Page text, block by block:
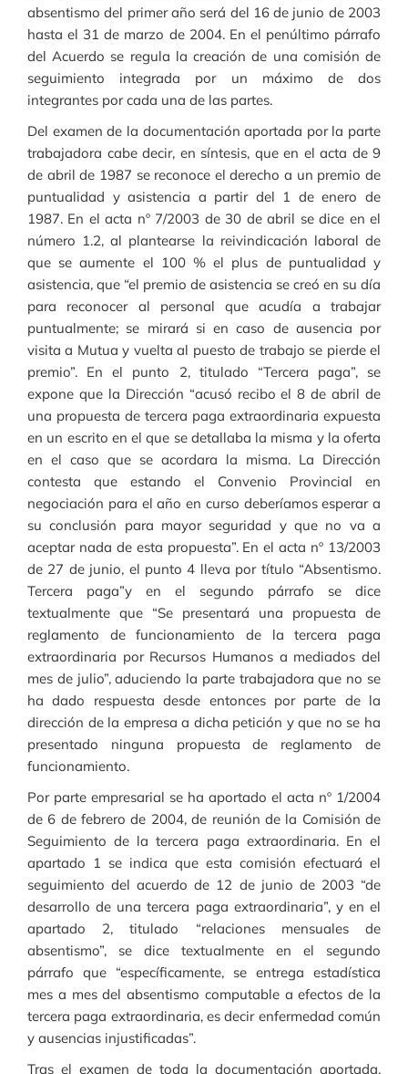
absentismo del primer año será del 16 de junio de 2003
hasta el 31 de marzo de 2004. En el penúltimo párrafo
del Acuerdo se regula la creación de una comisión de
seguimiento integrada por un máximo de dos
integrantes por cada una de las partes.
Del examen de la documentación aportada por la parte
trabajadora cabe decir, en síntesis, que en el acta de 9
de abril de 1987 se reconoce el derecho a un premio de
puntualidad y asistencia a partir del 1 de enero de
1987. En el acta nº 7/2003 de 30 de abril se dice en el
número 1.2, al plantearse la reivindicación laboral de
que se aumente el 100 % el plus de puntualidad y
asistencia, que “el premio de asistencia se creó en su día
para reconocer al personal que acudía a trabajar
puntualmente; se mirará si en caso de ausencia por
visita a Mutua y vuelta al puesto de trabajo se pierde el
premio”. En el punto 2, titulado “Tercera paga”, se
expone que la Dirección “acusó recibo el 8 de abril de
una propuesta de tercera paga extraordinaria expuesta
en un escrito en el que se detallaba la misma y la oferta
en el caso que se acordara la misma. La Dirección
contesta que estando el Convenio Provincial en
negociación para el año en curso deberíamos esperar a
su conclusión para mayor seguridad y que no va a
aceptar nada de esta propuesta”. En el acta nº 13/2003
de 27 de junio, el punto 4 lleva por título “Absentismo.
Tercera paga”y en el segundo párrafo se dice
textualmente que “Se presentará una propuesta de
reglamento de funcionamiento de la tercera paga
extraordinaria por Recursos Humanos a mediados del
mes de julio”, aduciendo la parte trabajadora que no se
ha dado respuesta desde entonces por parte de la
dirección de la empresa a dicha petición y que no se ha
presentado ninguna propuesta de reglamento de
funcionamiento.
Por parte empresarial se ha aportado el acta nº 1/2004
de 6 de febrero de 2004, de reunión de la Comisión de
Seguimiento de la tercera paga extraordinaria. En el
apartado 1 se indica que esta comisión efectuará el
seguimiento del acuerdo de 12 de junio de 2003 “de
desarrollo de una tercera paga extraordinaria”, y en el
apartado 2, titulado “relaciones mensuales de
absentismo”, se dice textualmente en el segundo
párrafo que “específicamente, se entrega estadística
mes a mes del absentismo computable a efectos de la
tercera paga extraordinaria, es decir enfermedad común
y ausencias injustificadas”.
Tras el examen de toda la documentación aportada,